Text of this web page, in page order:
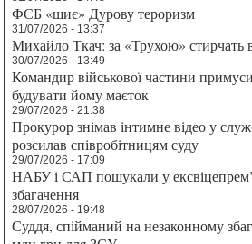
ФСБ «шиє» Дурову тероризм
31/07/2026 - 13:37
Михайло Ткач: за «Трухою» стирчать
30/07/2026 - 13:49
Командир військової частини
будувати йому маєток
29/07/2026 - 21:38
Прокурор знімав інтимне відео у
розсилав співробітницям суду
29/07/2026 - 17:09
НАБУ і САП пошукали у
збагачення
28/07/2026 - 19:48
Суддя, спійманий на незаконному